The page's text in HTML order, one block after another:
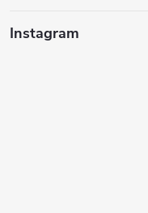
Instagram